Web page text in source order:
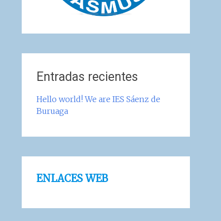
Entradas recientes
Hello world! We are IES Sáenz de
Buruaga
ENLACES WEB